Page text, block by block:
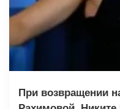
При возвращении